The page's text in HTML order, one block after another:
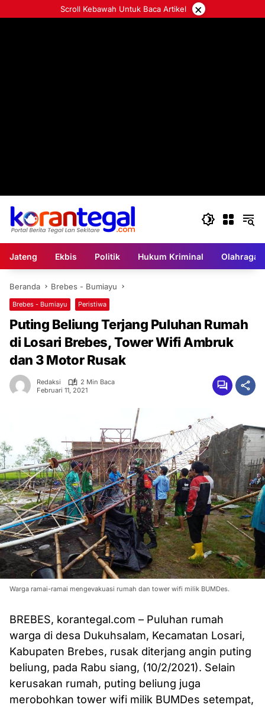
ke
Scroll Kebawah Untuk Baca Artikel ×
Jateng Ekbis Politik Hukum Kriminal Olahraga
Beranda Brebes - Bumiayu
Brebes - Bumiayu Peristiwa
Puting Beliung Terjang Puluhan Rumah
di Losari Brebes, Tower Wifi Ambruk
dan 3 Motor Rusak
Redaksi
2 Min Baca
Februari 11, 2021
Warga ramai-ramai mengevakuasi rumah dan tower wifi milik BUMDes.
BREBES, korantegal.com – Puluhan rumah
warga di desa Dukuhsalam, Kecamatan Losari,
Kabupaten Brebes, rusak diterjang angin puting
beliung, pada Rabu siang, (10/2/2021). Selain
kerusakan rumah, puting beliung juga
merobohkan tower wifi milik BUMDes setempat,